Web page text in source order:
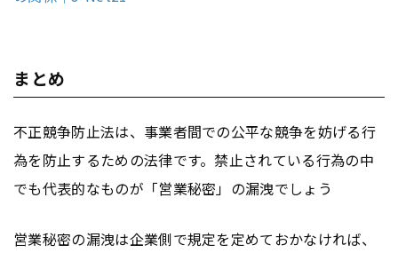
まとめ
不正競争防止法は、事業者間での公平な競争を妨げる行
為を防止するための法律です。禁止されている行為の中
でも代表的なものが「営業秘密」の漏洩でしょう
営業秘密の漏洩は企業側で規定を定めておかなければ、